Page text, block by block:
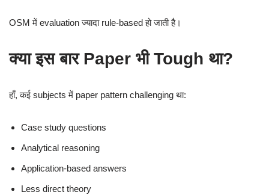
OSM में evaluation ज्यादा rule-based हो जाती है।
क्या इस बार Paper भी Tough था?
हाँ, कई subjects में paper pattern challenging था:
Case study questions
Analytical reasoning
Application-based answers
Less direct theory